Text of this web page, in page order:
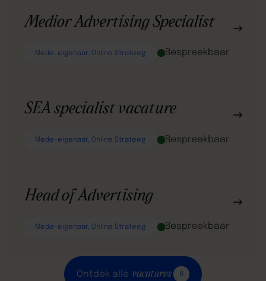
Medior Advertising Specialist
Mede-eigenaar, Online Strateeg Bespreekbaar
SEA specialist vacature
Mede-eigenaar, Online Strateeg Bespreekbaar
Head of Advertising
Mede-eigenaar, Online Strateeg Bespreekbaar
Ontdek alle vacatures 8